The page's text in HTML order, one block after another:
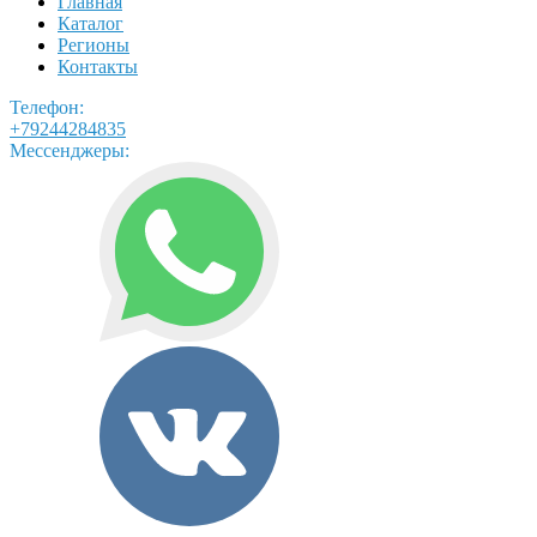
Каталог
Регионы
Контакты
Телефон:
+79244284835
Мессенджеры: